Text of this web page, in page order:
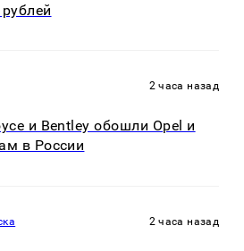
2 часа назад
и Bentley обошли Opel и
в России
2 часа назад